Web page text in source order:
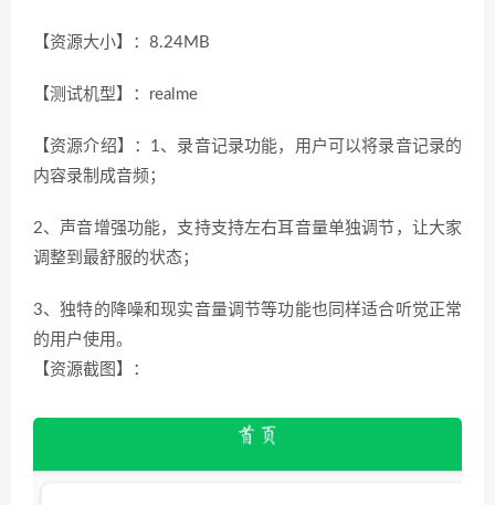
【资源大小】：8.24MB
【测试机型】：realme
【资源介绍】：1、录音记录功能，用户可以将录音记录的
内容录制成音频；
2、声音增强功能，支持支持左右耳音量单独调节，让大家
调整到最舒服的状态；
3、独特的降噪和现实音量调节等功能也同样适合听觉正常
的用户使用。
【资源截图】：